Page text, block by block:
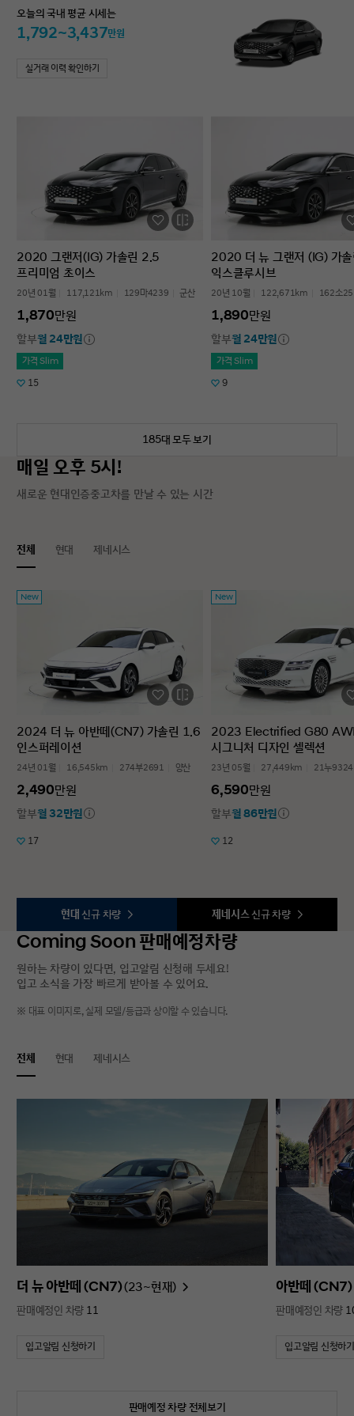
오늘의 국내 평균 시세는
1,792~3,437만원
실거래 이력 확인하기
2020 그랜저(IG) 가솔린 2.5
프리미엄 초이스
20년 01월 117,121km 129마4239 군산
1,870만원
할부월 24만원
가격 Slim
15
2020 더 뉴 그랜저 (IG) 가
익스클루시브
20년 10월 122,671km 162소
1,890만원
할부월 24만원
가격 Slim
9
185대 모두 보기
매일 오후 5시!
새로운 현대인증중고차를 만날 수 있는 시간
전체 현대 제네시스
New
2024 더 뉴 아반떼(CN7) 가솔린 1.6
인스퍼레이션
24년 01월 16,545km 274부2691 양산
2,490만원
할부월 32만원
17
New
2023 Electrified G80
시그니처 디자인 셀렉션
23년 05월 27,449km 21누9324
6,590만원
할부월 86만원
12
현대 신규 차량 제네시스 신규 차량
Coming Soon 판매예정차량
원하는 차량이 있다면, 입고알림 신청해 두세요!
입고 소식을 가장 빠르게 받아볼 수 있어요.
※ 대표 이미지로, 실제 모델/등급과 상이할 수 있습니다.
전체 현대 제네시스
더 뉴 아반떼 (CN7)(23~현재)
판매예정인 차량 11
입고알림 신청하기
아반떼 (CN7)
판매예정인 차량
입고알림 신청하기
판매예정 차량 전체보기